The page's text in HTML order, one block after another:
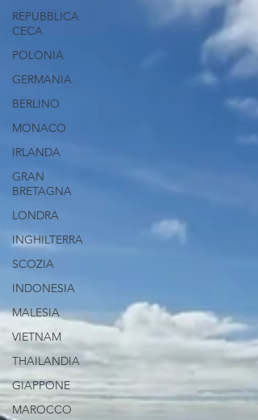
REPUBBLICA
CECA
POLONIA
GERMANIA
BERLINO
MONACO
IRLANDA
GRAN
BRETAGNA
LONDRA
INGHILTERRA
SCOZIA
INDONESIA
MALESIA
VIETNAM
THAILANDIA
GIAPPONE
MAROCCO